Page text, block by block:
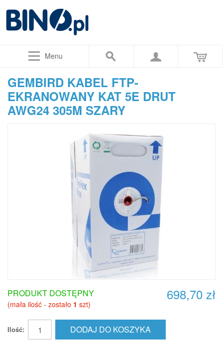
Menu
GEMBIRD KABEL FTP-
EKRANOWANY KAT 5E DRUT
AWG24 305M SZARY
698,70 zł
PRODUKT DOSTĘPNY
(mała ilość - zostało 1 szt)
Ilość: DODAJ DO KOSZYKA